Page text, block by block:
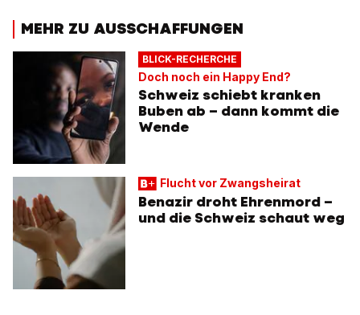
MEHR ZU AUSSCHAFFUNGEN
BLICK-RECHERCHE
Doch noch ein Happy End?
Schweiz schiebt kranken
Buben ab – dann kommt die
Wende
Flucht vor Zwangsheirat
Benazir droht Ehrenmord –
und die Schweiz schaut weg